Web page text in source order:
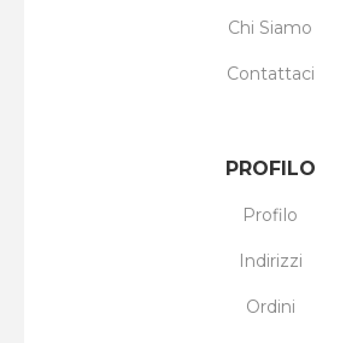
Chi Siamo
Contattaci
PROFILO
Profilo
Indirizzi
Ordini